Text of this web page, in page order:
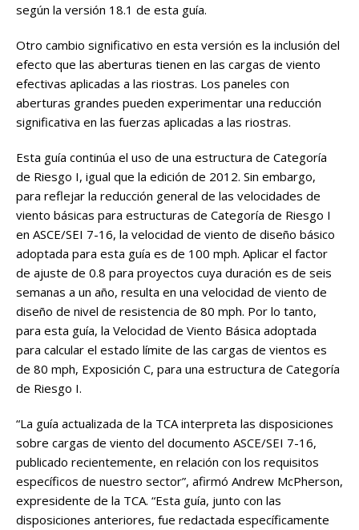
según la versión 18.1 de esta guía.
Otro cambio significativo en esta versión es la inclusión del
efecto que las aberturas tienen en las cargas de viento
efectivas aplicadas a las riostras. Los paneles con
aberturas grandes pueden experimentar una reducción
significativa en las fuerzas aplicadas a las riostras.
Esta guía continúa el uso de una estructura de Categoría
de Riesgo I, igual que la edición de 2012. Sin embargo,
para reflejar la reducción general de las velocidades de
viento básicas para estructuras de Categoría de Riesgo I
en ASCE/SEI 7-16, la velocidad de viento de diseño básico
adoptada para esta guía es de 100 mph. Aplicar el factor
de ajuste de 0.8 para proyectos cuya duración es de seis
semanas a un año, resulta en una velocidad de viento de
diseño de nivel de resistencia de 80 mph. Por lo tanto,
para esta guía, la Velocidad de Viento Básica adoptada
para calcular el estado límite de las cargas de vientos es
de 80 mph, Exposición C, para una estructura de Categoría
de Riesgo I.
“La guía actualizada de la TCA interpreta las disposiciones
sobre cargas de viento del documento ASCE/SEI 7-16,
publicado recientemente, en relación con los requisitos
específicos de nuestro sector”, afirmó Andrew McPherson,
expresidente de la TCA. “Esta guía, junto con las
disposiciones anteriores, fue redactada específicamente